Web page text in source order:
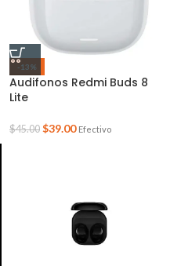
-13%
Audifonos Redmi Buds 8
Lite
$45.00 $39.00 Efectivo